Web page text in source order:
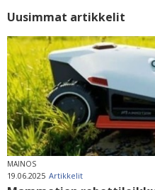
Uusimmat artikkelit
MAINOS
19.06.2025 Artikkelit